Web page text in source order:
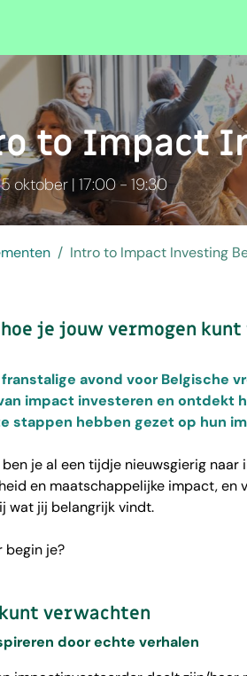
to Impact
oktober | 17:00 - 19:30
Intro to Impact Investing
hoe je jouw vermogen
avond voor Belgische
impact investeren en ontdekt
stappen hebben gezet op hun
je al een tijdje nieuwsgierig
en maatschappelijke impact, en
wat jij belangrijk vindt.
begin je?
verwachten
door echte verhalen